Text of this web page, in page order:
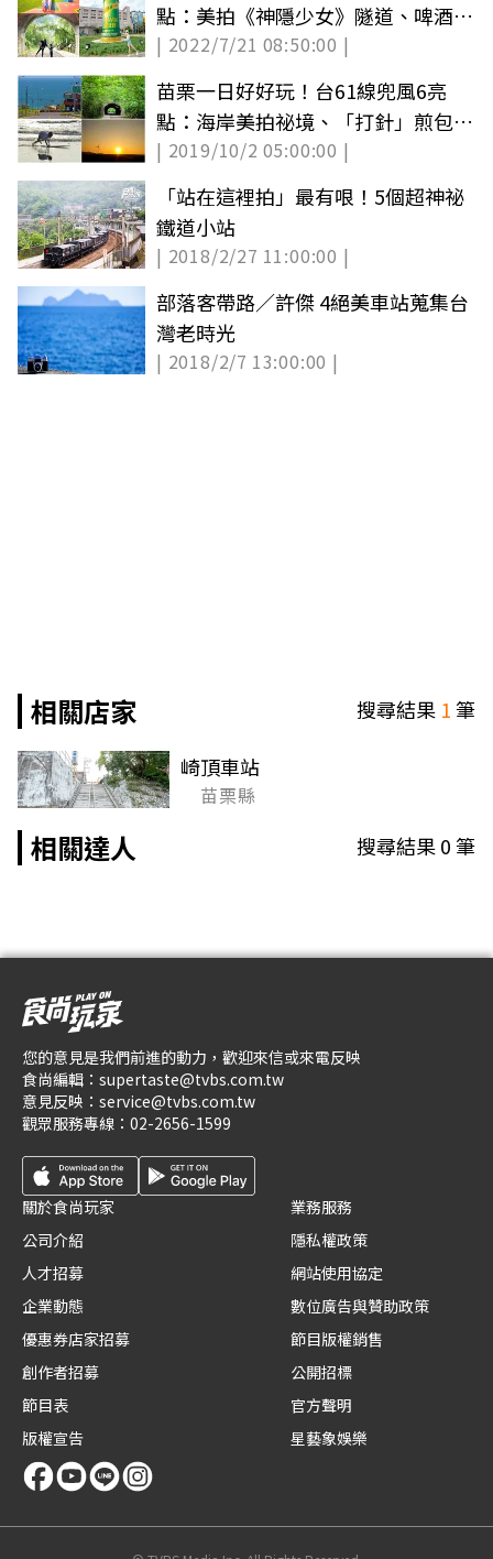
點：美拍《神隱少女》隧道、啤酒工
廠免費逛
| 2022/7/21 08:50:00 |
苗栗一日好好玩！台61線兜風6亮
點：海岸美拍祕境、「打針」煎包、
《神隱少女》隧道
| 2019/10/2 05:00:00 |
「站在這裡拍」最有哏！5個超神祕
鐵道小站
| 2018/2/27 11:00:00 |
部落客帶路／許傑 4絕美車站蒐集台
灣老時光
| 2018/2/7 13:00:00 |
相關店家 搜尋結果 1筆
崎頂車站
苗栗縣
相關達人 搜尋結果0筆
您的意見是我們前進的動力，歡迎來信或來電反映
食尚編輯： supertaste@tvbs.com.tw
意見反映： service@tvbs.com.tw
觀眾服務專線： 02-2656-1599
關於食尚玩家
公司介紹
人才招募
企業動態
優惠券店家招募
創作者招募
節目表
版權宣告
業務服務
隱私權政策
網站使用協定
數位廣告與贊助政策
節目版權銷售
公開招標
官方聲明
星藝象娛樂